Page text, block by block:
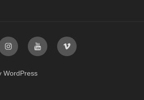
InstagramYouTubeVimeo
WordPress